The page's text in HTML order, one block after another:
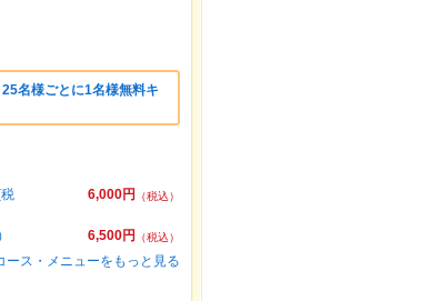
名様ごとに1名様無料キ
6,000円
（税込）
6,500円
（税込）
ース・メニューをもっと見る